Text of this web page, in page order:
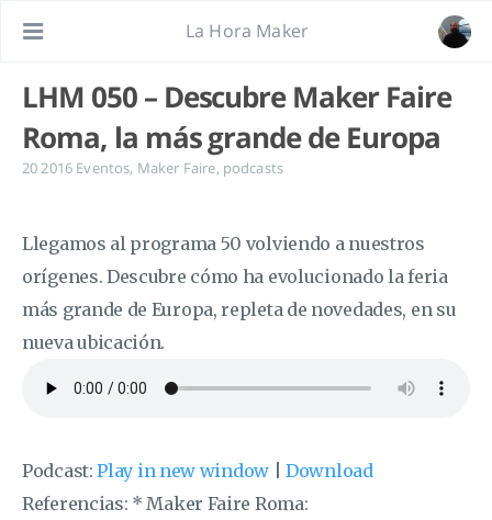
La Hora Maker
LHM 050 – Descubre Maker Faire
Roma, la más grande de Europa
20 2016 Eventos, Maker Faire, podcasts
Llegamos al programa 50 volviendo a nuestros
orígenes. Descubre cómo ha evolucionado la feria
más grande de Europa, repleta de novedades, en su
nueva ubicación.
Podcast:Play in new window|Download
Referencias: * Maker Faire Roma: